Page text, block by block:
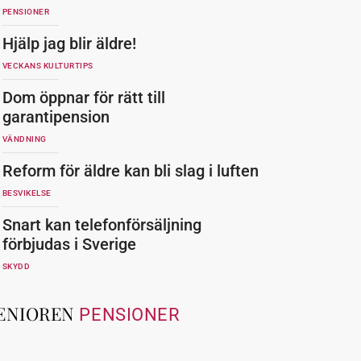
PENSIONER
Hjälp jag blir äldre!
VECKANS KULTURTIPS
Dom öppnar för rätt till
garantipension
VÄNDNING
Reform för äldre kan bli slag i luften
BESVIKELSE
Snart kan telefonförsäljning
förbjudas i Sverige
SKYDD
PENSIONER